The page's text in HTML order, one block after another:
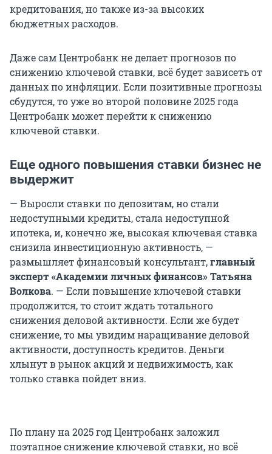
кредитования, но также из-за высоких
бюджетных расходов.
Даже сам Центробанк не делает прогнозов по
снижению ключевой ставки, всё будет зависеть от
данных по инфляции. Если позитивные прогнозы
сбудутся, то уже во второй половине 2025 года
Центробанк может перейти к снижению
ключевой ставки.
Еще одного повышения ставки бизнес не
выдержит
— Выросли ставки по депозитам, но стали
недоступными кредиты, стала недоступной
ипотека, и, конечно же, высокая ключевая ставка
снизила инвестиционную активность, —
размышляет финансовый консультант,главный
эксперт «Академии личных финансов» Татьяна
Волкова. — Если повышение ключевой ставки
продолжится, то стоит ждать тотального
снижения деловой активности. Если же будет
снижение, то мы увидим наращивание деловой
активности, доступность кредитов. Деньги
хлынут в рынок акций и недвижимость, как
только ставка пойдет вниз.
По плану на 2025 год Центробанк заложил
поэтапное снижение ключевой ставки, но всё